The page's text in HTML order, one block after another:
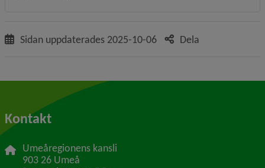
Sidan uppdaterades 2025-10-06 Dela
Kontakt
Umeåregionens kansli
903 26 Umeå